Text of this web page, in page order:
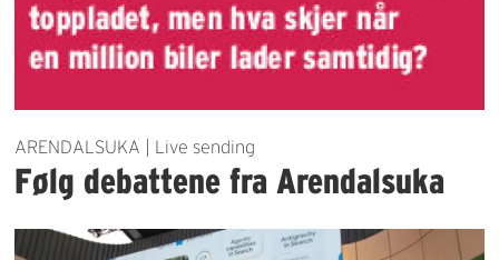
ARENDALSUKA | Live sending
Følg debattene fra Arendalsuka